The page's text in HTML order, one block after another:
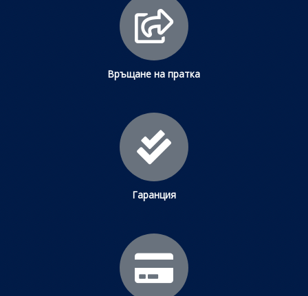
Връщане на пратка
Гаранция